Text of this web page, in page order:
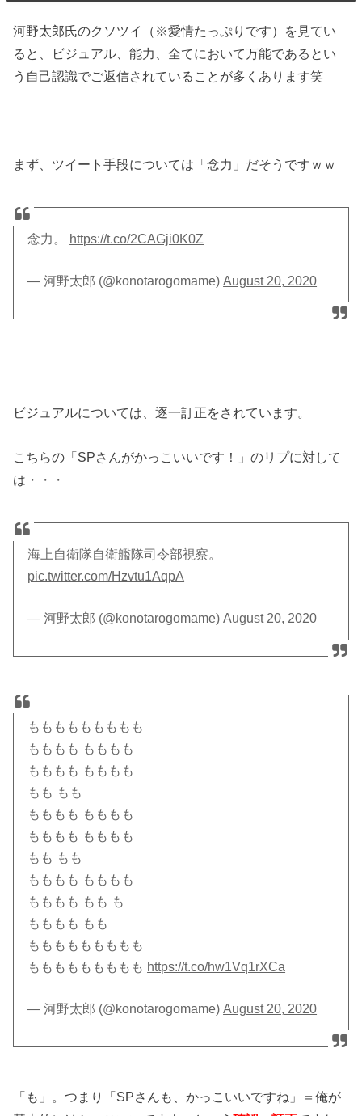
河野太郎氏のクソツイ（※愛情たっぷりです）を見てい
ると、ビジュアル、能力、全てにおいて万能であるとい
う自己認識でご返信されていることが多くあります笑
まず、ツイート手段については「念力」だそうですｗｗ
念力。 https://t.co/2CAGji0K0Z
— 河野太郎 (@konotarogomame)August 20, 2020
ビジュアルについては、逐一訂正をされています。
こちらの「SPさんがかっこいいです！」のリプに対して
は・・・
海上自衛隊自衛艦隊司令部視察。
pic.twitter.com/Hzvtu1AqpA
— 河野太郎 (@konotarogomame)August 20, 2020
ももももももももも
もももも もももも
もももも もももも
もも もも
もももも もももも
もももも もももも
もも もも
もももも もももも
もももも もも も
もももも もも
ももももももももも
ももももももももも https://t.co/hw1Vq1rXCa
— 河野太郎 (@konotarogomame)August 20, 2020
「も」。つまり「SPさんも、かっこいいですね」＝俺が